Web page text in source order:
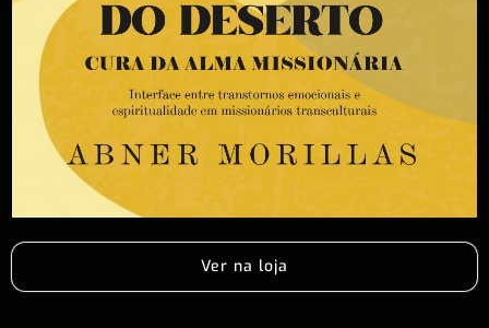
Ver na loja